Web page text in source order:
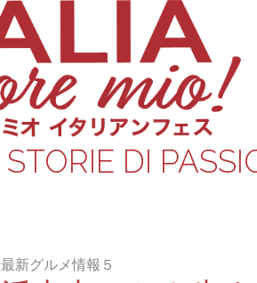
STORIE DI
最新グルメ情報５